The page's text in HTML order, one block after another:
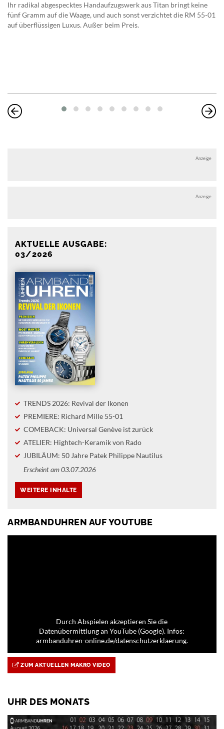
Ihr radikal abgespecktes Handaufzugswerk aus Titan bringt keine
fünf Gramm auf die Waage, und auch sonst verzichtet die RM 55-01
auf überflüssigen Luxus. Außer beim Preis.
Anzeige
Anzeige
AKTUELLE AUSGABE:
03/2026
TRENDS 2026: Revival der Ikonen
PREMIERE: Richard Mille 55-01
COMEBACK: Universal Genève ist zurück
ATELIER: Hightech-Keramik von Rado
JUBILÄUM: 50 Jahre Patek Philippe Nautilus
Erscheint am 03.07.2026
ARMBANDUHREN AUF YOUTUBE
Durch Abspielen akzeptieren Sie die
Datenübermittlung an YouTube (Google). Infos:
armbanduhren-online.de/datenschutzerklaerung.
ZUM AKTUELLEN MAKRO VIDEO
UHR DES MONATS